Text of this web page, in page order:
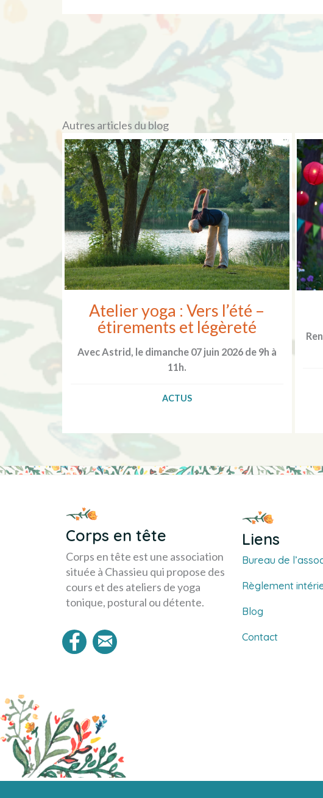
Autres articles du blog
Atelier yoga : Vers l’été –
étirements et légèreté
Avec Astrid, le dimanche 07 juin 2026 de 9h à
11h.
ACTUS
Corps en tête
Corps en tête est une association
située à Chassieu qui propose des
cours et des ateliers de yoga
tonique, postural ou détente.
Liens
Bureau de
Règlement
Blog
Contact